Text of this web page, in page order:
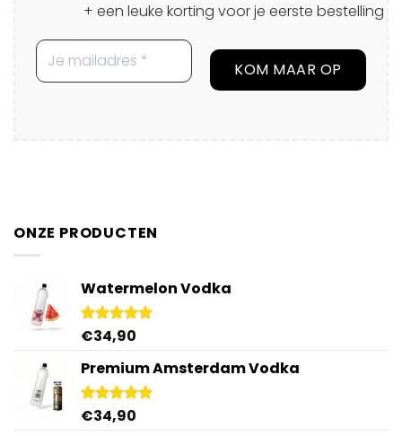
+ een leuke korting voor je eerste bestelling
ONZE PRODUCTEN
Watermelon Vodka
Gewaardeerd
€34,90
Premium Amsterdam Vodka
Gewaardeerd
€34,90